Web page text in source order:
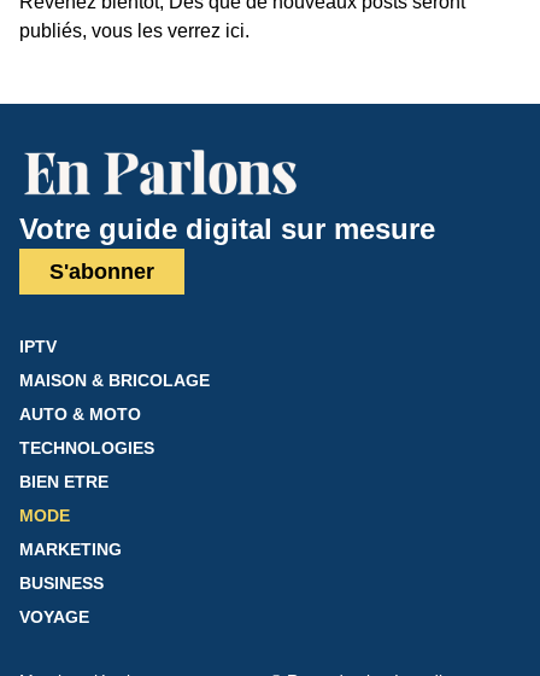
publiés, vous les verrez ici.
Votre guide digital sur mesure
S'abonner
IPTV
MAISON & BRICOLAGE
AUTO & MOTO
TECHNOLOGIES
BIEN ETRE
MODE
MARKETING
BUSINESS
VOYAGE